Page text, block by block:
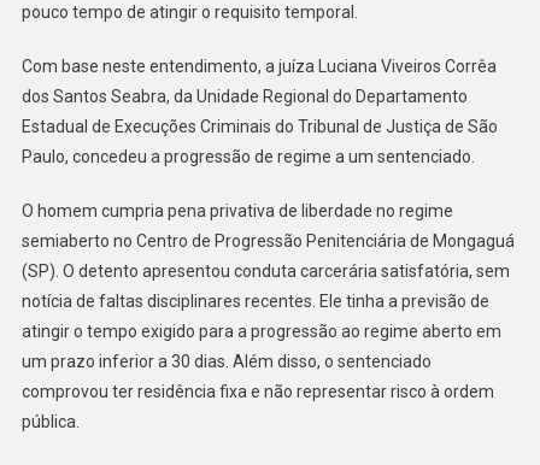
Regime
Aberto
pouco tempo de atingir o requisito temporal.
Com base neste entendimento, a juíza Luciana Viveiros Corrêa
dos Santos Seabra, da Unidade Regional do Departamento
Estadual de Execuções Criminais do Tribunal de Justiça de São
Paulo, concedeu a progressão de regime a um sentenciado.
O homem cumpria pena privativa de liberdade no regime
semiaberto no Centro de Progressão Penitenciária de Mongaguá
(SP). O detento apresentou conduta carcerária satisfatória, sem
notícia de faltas disciplinares recentes. Ele tinha a previsão de
atingir o tempo exigido para a progressão ao regime aberto em
um prazo inferior a 30 dias. Além disso, o sentenciado
comprovou ter residência fixa e não representar risco à ordem
pública.